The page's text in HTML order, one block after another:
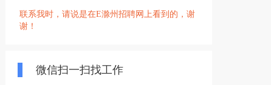
联系我时，请说是在E滁州招聘网上看到的，谢
谢！
微信扫一扫找工作